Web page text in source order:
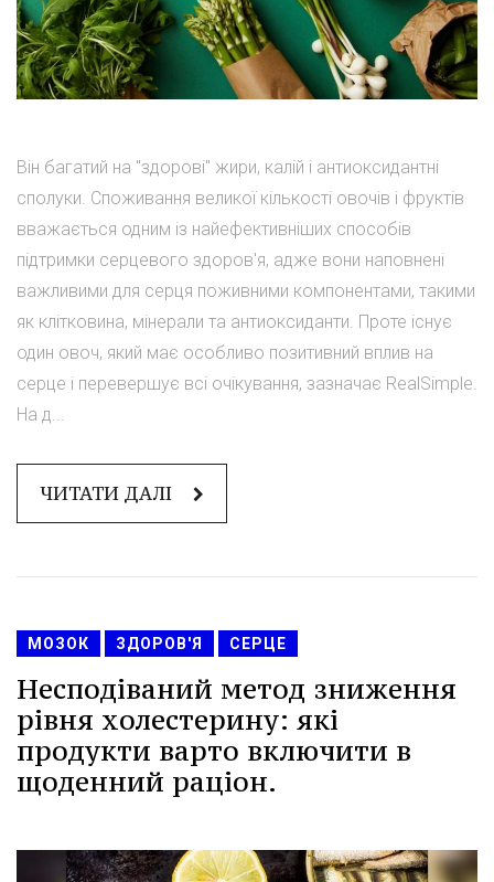
Він багатий на "здорові" жири, калій і антиоксидантні
сполуки. Споживання великої кількості овочів і фруктів
вважається одним із найефективніших способів
підтримки серцевого здоров'я, адже вони наповнені
важливими для серця поживними компонентами, такими
як клітковина, мінерали та антиоксиданти. Проте існує
один овоч, який має особливо позитивний вплив на
серце і перевершує всі очікування, зазначає RealSimple.
На д...
ЧИТАТИ ДАЛІ
МОЗОК ЗДОРОВ'Я СЕРЦЕ
Несподіваний метод зниження
рівня холестерину: які
продукти варто включити в
щоденний раціон.